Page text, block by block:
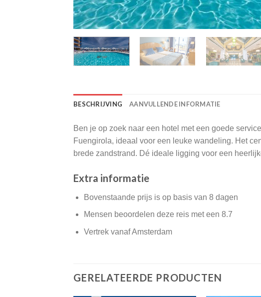
BESCHRIJVING AANVULLENDE INFORMATIE
Ben je op zoek naar een hotel met een goede
Fuengirola, ideaal voor een leuke wandeling. Het
brede zandstrand. Dé ideale ligging voor een
Extra informatie
Bovenstaande prijs is op basis van 8 dagen
Mensen beoordelen deze reis met een 8.7
Vertrek vanaf Amsterdam
GERELATEERDE PRODUCTEN